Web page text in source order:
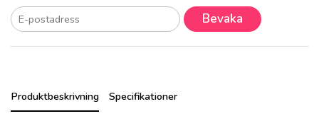
Bevaka
Produktbeskrivning Specifikationer